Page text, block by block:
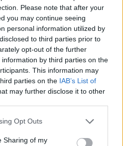
Please note that after your
you may continue seeing
personal information utilized by
to third parties prior to
opt-out of the further
by third parties on the
This information may
parties on the IAB’s List of
may further disclose it to other
app uses one or more Google
behaviour. You may click to
Opt Outs
Sharing of my
11